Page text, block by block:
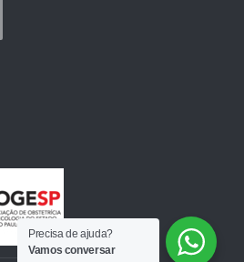
Precisa de ajuda?
Vamos conversar